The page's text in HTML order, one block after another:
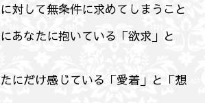
対して無条件に求めてしまうこと
あなたに抱いている「欲求」と
にだけ感じている「愛着」と「想